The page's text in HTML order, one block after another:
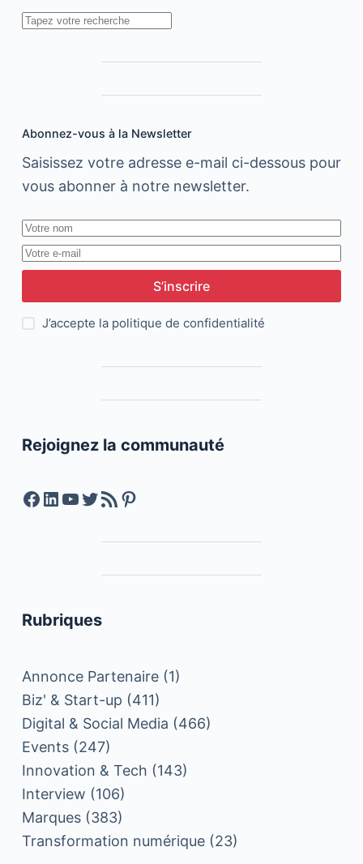
Rechercher
Abonnez-vous à la Newsletter
Saisissez votre adresse e-mail ci-dessous pour
vous abonner à notre newsletter.
S’inscrire
J’accepte la politique de confidentialité
Rejoignez la communauté
Facebook
LinkedIn
YouTube
Twitter
Feed RSSPinterest
Rubriques
Annonce Partenaire(1)
Biz' & Start-up (411)
Digital & Social Media (466)
Events(247)
Innovation & Tech (143)
Interview (106)
Marques(383)
Transformation numérique(23)